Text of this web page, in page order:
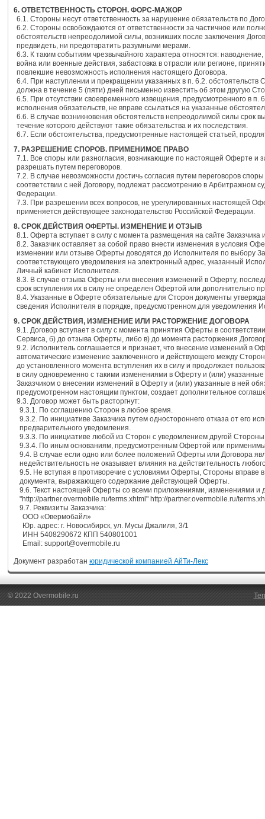
6. ОТВЕТСТВЕННОСТЬ СТОРОН. ФОРС-МАЖОР
6.1. Стороны несут ответственность за нарушение обязательств по
6.2. Стороны освобождаются от ответственности за частичное или
обстоятельств непреодолимой силы, возникших после заключения
предвидеть, ни предотвратить разумными мерами.
6.3. К таким событиям чрезвычайного характера относятся:
война или военные действия, забастовка в отрасли или регионе,
повлекшие невозможность исполнения настоящего Договора.
6.4. При наступлении и прекращении указанных в п. 6.2. обстоятельств
должна в течение 5 (пяти) дней письменно известить об этом другую
6.5. При отсутствии своевременного извещения, предусмотренного в
исполнения обязательств, не вправе ссылаться на указанные
6.6. В случае возникновения обстоятельств непреодолимой силы срок
течение которого действуют такие обязательства и их последствия.
6.7. Если обстоятельства, предусмотренные настоящей статьей,
7. РАЗРЕШЕНИЕ СПОРОВ. ПРИМЕНИМОЕ ПРАВО
7.1. Все споры или разногласия, возникающие по настоящей Оферте и
разрешать путем переговоров.
7.2. В случае невозможности достичь согласия путем переговоров
соответствии с ней Договору, подлежат рассмотрению в Арбитражном
Федерации.
7.3. При разрешении всех вопросов, не урегулированных настоящей
применяется действующее законодательство Российской Федерации.
8. СРОК ДЕЙСТВИЯ ОФЕРТЫ. ИЗМЕНЕНИЕ И ОТЗЫВ
8.1. Оферта вступает в силу с момента размещения на сайте Заказчика
8.2. Заказчик оставляет за собой право внести изменения в условия
изменении или отзыве Оферты доводятся до Исполнителя по выбору
соответствующего уведомления на электронный адрес, указанный
Личный кабинет Исполнителя.
8.3. В случае отзыва Оферты или внесения изменений в Оферту,
срок вступления их в силу не определен Офертой или дополнительно
8.4. Указанные в Оферте обязательные для Сторон документы
сведения Исполнителя в порядке, предусмотренном для уведомления
9. СРОК ДЕЙСТВИЯ, ИЗМЕНЕНИЕ ИЛИ РАСТОРЖЕНИЕ ДОГОВОРА
9.1. Договор вступает в силу с момента принятия Оферты в
Сервиса, б) до отзыва Оферты, либо в) до момента расторжения
9.2. Исполнитель соглашается и признает, что внесение изменений в
автоматические изменение заключенного и действующего между
до установленного момента вступления их в силу и продолжает
в силу одновременно с такими изменениями в Оферту и (или)
Заказчиком о внесении изменений в Оферту и (или) указанные в ней
предусмотренном настоящим пунктом, создает дополнительное
9.3. Договор может быть расторгнут:
9.3.1. По соглашению Сторон в любое время.
9.3.2. По инициативе Заказчика путем одностороннего отказа от его
предварительного уведомления.
9.3.3. По инициативе любой из Сторон с уведомлением другой
9.3.4. По иным основаниям, предусмотренным Офертой или
9.4. В случае если одно или более положений Оферты или Договора
недействительность не оказывает влияния на действительность
9.5. Не вступая в противоречие с условиями Оферты, Стороны вправе
документа, выражающего содержание действующей Оферты.
9.6. Текст настоящей Оферты со всеми приложениями, изменениями и
"http://partner.overmobile.ru/terms.xhtml" http://partner.overmobile.ru/
9.7. Реквизиты Заказчика:
ООО «Овермобайл»
Юр. адрес: г. Новосибирск, ул. Мусы Джалиля, 3/1
ИНН 5408290672 КПП 540801001
Email: support@overmobile.ru
Документ разработан юридической компанией АйТи-Лекс
© 2022 Overmobile.ru